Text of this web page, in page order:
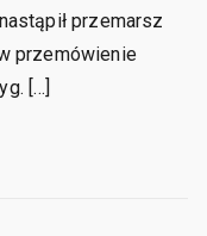
przemarsz
przemówienie
[…]